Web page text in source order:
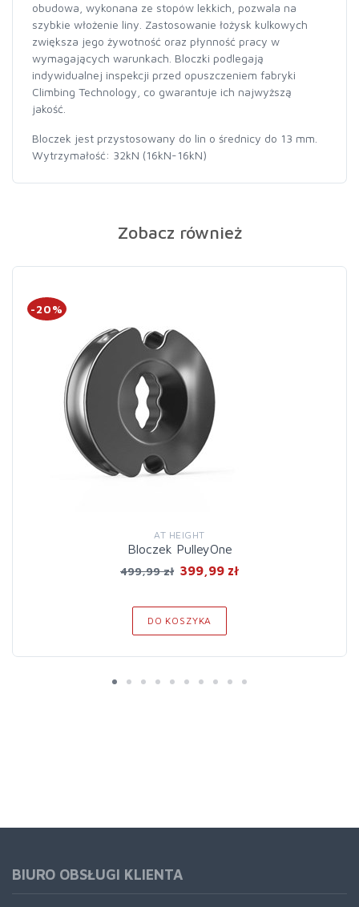
obudowa, wykonana ze stopów lekkich, pozwala na
szybkie włożenie liny. Zastosowanie łożysk kulkowych
zwiększa jego żywotność oraz płynność pracy w
wymagających warunkach. Bloczki podlegają
indywidualnej inspekcji przed opuszczeniem fabryki
Climbing Technology, co gwarantuje ich najwyższą
jakość.
Bloczek jest przystosowany do lin o średnicy do 13 mm.
Wytrzymałość: 32kN (16kN-16kN)
Zobacz również
-20%
AT HEIGHT
Bloczek PulleyOne
499,99 zł 399,99 zł
DO KOSZYKA
BIURO OBSŁUGI KLIENTA